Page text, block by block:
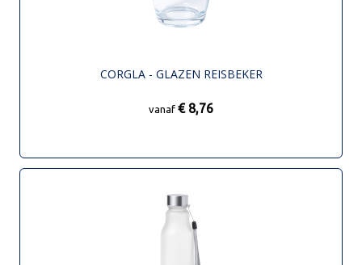
CORGLA - GLAZEN REISBEKER
vanaf € 8,76